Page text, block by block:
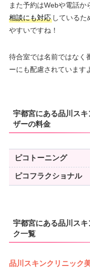
また予約はWebや電話か
相談にも対応しているた
やすいですね！
待合室では名前ではなく
ーにも配慮されています
宇都宮にある品川ス
ザーの料金
ピコトーニング
ピコフラクショナル
宇都宮にある品川ス
ク一覧
品川スキンクリニック